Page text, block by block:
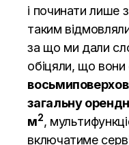
і починати лише
таким
за що ми дали
обіцяли, що
загальну
м2,
включатиме